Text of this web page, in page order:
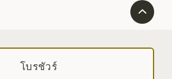
โบรชัวร์